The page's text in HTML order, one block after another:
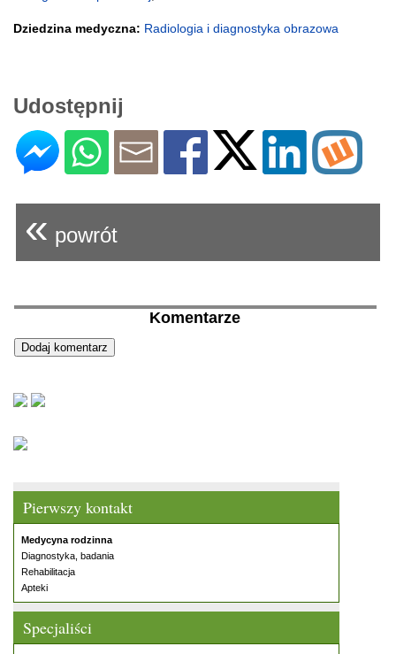
Pierwszy kontakt
Medycyna rodzinna
Diagnostyka, badania
Rehabilitacja
Apteki
Specjaliści
Dziedzina medyczna: Radiologia i diagnostyka obrazowa
Udostępnij
« powrót
Komentarze